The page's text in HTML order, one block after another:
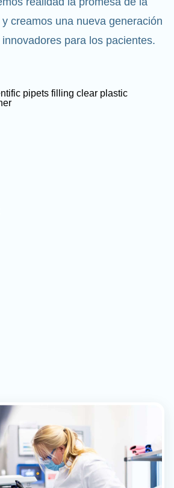
creamos una nueva generación
para los pacientes.